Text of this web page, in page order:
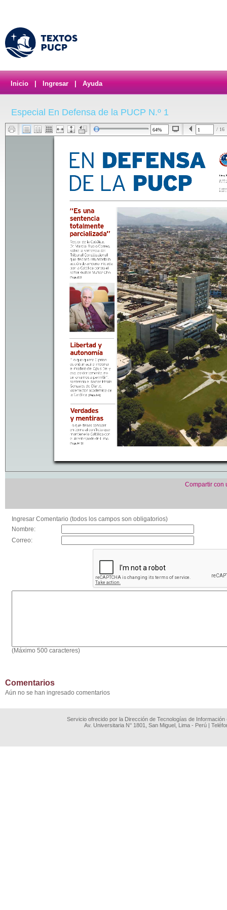
Inicio Ingresar Ayuda
Especial En Defensa de la PUCP N.º 1
/ 16
Compartir con
Ingresar Comentario (todos los campos son obligatorios)
Nombre:
Correo:
(Máximo 500 caracteres)
Comentarios
Aún no se han ingresado comentarios
Servicio ofrecido por la Dirección de Tecnologías de
Av. Universitaria N° 1801, San Miguel, Lima - Perú |